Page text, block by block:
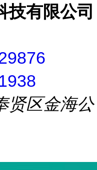
技有限公司
贤区金海公